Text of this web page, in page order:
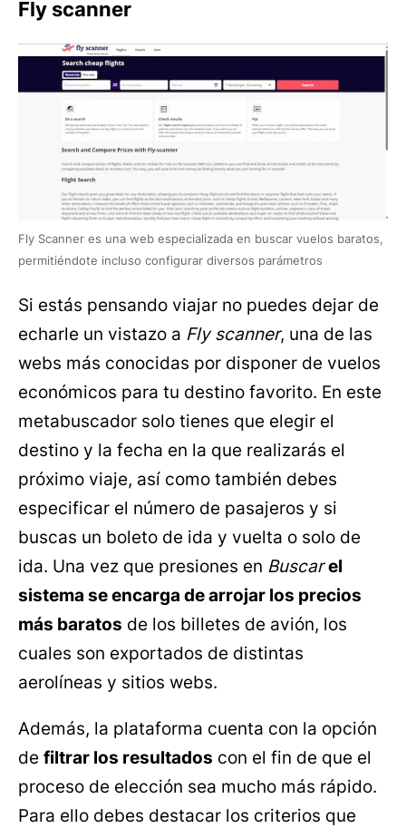
Fly scanner
Fly Scanner es una web especializada en buscar vuelos baratos,
permitiéndote incluso configurar diversos parámetros
Si estás pensando viajar no puedes dejar de
echarle un vistazo a Fly scanner, una de las
webs más conocidas por disponer de vuelos
económicos para tu destino favorito. En este
metabuscador solo tienes que elegir el
destino y la fecha en la que realizarás el
próximo viaje, así como también debes
especificar el número de pasajeros y si
buscas un boleto de ida y vuelta o solo de
ida. Una vez que presiones en Buscar el
sistema se encarga de arrojar los precios
más baratos de los billetes de avión, los
cuales son exportados de distintas
aerolíneas y sitios webs.
Además, la plataforma cuenta con la opción
de filtrar los resultados con el fin de que el
proceso de elección sea mucho más rápido.
Para ello debes destacar los criterios que